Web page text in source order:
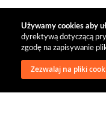
Używamy cookies aby
dyrektywą dotyczącą
zgodę na zapisywanie
Zezwalaj na pliki